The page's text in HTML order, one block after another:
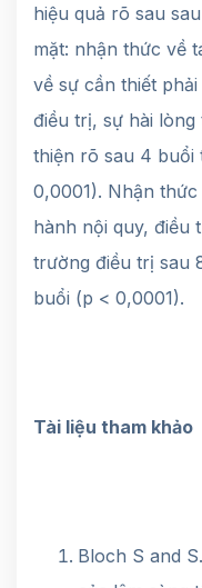
hiệu quả rõ sau
mặt: nhận thức về
về sự cần thiết
điều trị, sự hài
thiện rõ sau 4 buổi
0,0001). Nhận
hành nội quy, điều
trường điều trị sau
buổi (p < 0,0001).
Tài liệu tham khảo
Bloch S and